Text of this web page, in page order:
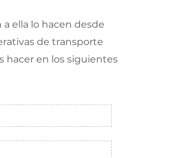
ella lo hacen desde
de transporte
hacer en los siguientes